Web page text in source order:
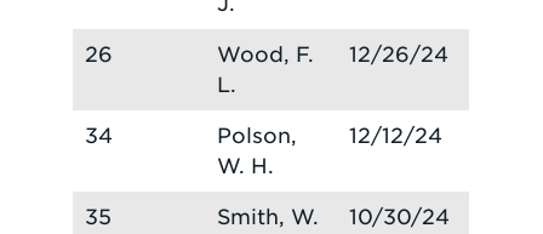
26
Wood, F.
L.
12/26/24
34
Polson,
W. H.
12/12/24
35
Smith, W.
10/30/24